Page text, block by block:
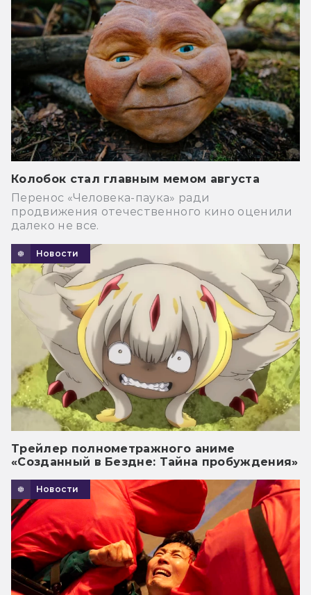
Колобок стал главным мемом августа
Перенос «Человека-паука» ради
продвижения отечественного кино оценили
далеко не все.
Новости
Трейлер полнометражного аниме
«Созданный в Бездне: Тайна пробуждения»
Новости